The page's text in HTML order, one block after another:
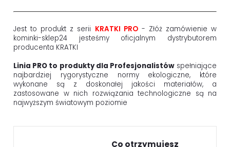
Jest to produkt z serii KRATKI PRO- Złóż zamówienie w
kominki-sklep24 jesteśmy oficjalnym dystrybutorem
producenta KRATKI
Linia PRO to produkty dla Profesjonalistówspełniające
najbardziej rygorystyczne normy ekologiczne, które
wykonane są z doskonałej jakości materiałów, a
zastosowane w nich rozwiązania technologiczne są na
najwyższym światowym poziomie
Co otrzymujesz